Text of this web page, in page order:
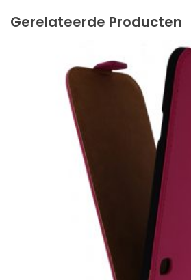
Gerelateerde Producten